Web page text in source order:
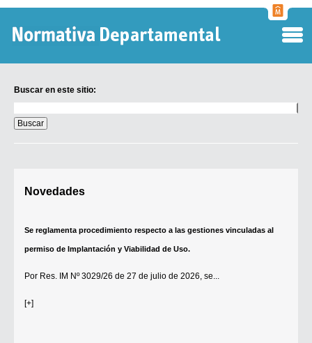
Buscar en este sitio:
en
este
sitio:
Novedades
Se reglamenta procedimiento respecto a las gestiones vinculadas al
permiso de Implantación y Viabilidad de Uso.
Por Res. IM Nº 3029/26 de 27 de julio de 2026, se...
[+]